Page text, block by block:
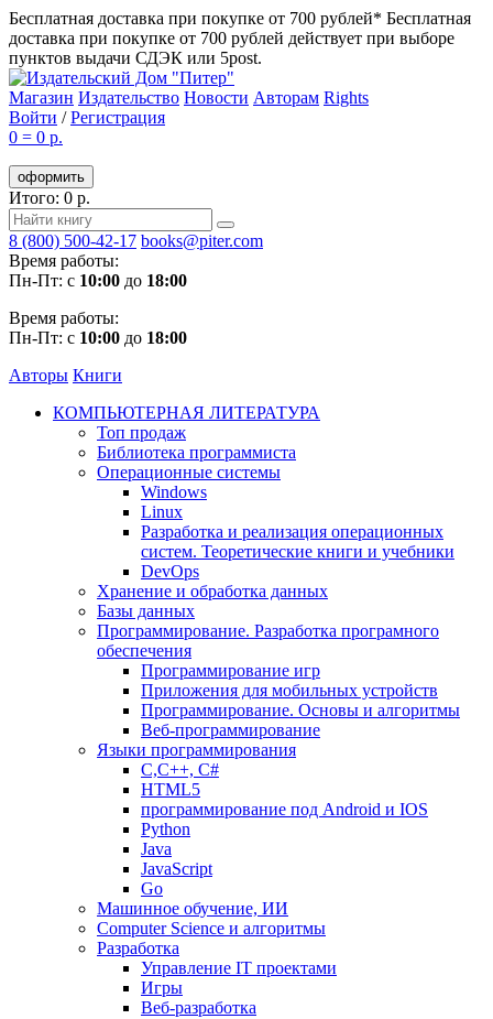
Бесплатная доставка при покупке от 700 рублей* Бесплатная
доставка при покупке от 700 рублей действует при выборе
пунктов выдачи СДЭК или 5post.
Магазин Издательство Новости Авторам Rights
Войти /Регистрация
0 = 0 р.
оформить
Итого: 0 р.
8 (800) 500-42-17 books@piter.com
Время работы:
Пн-Пт: с 10:00 до 18:00
Время работы:
Пн-Пт: с 10:00 до 18:00
Авторы Книги
КОМПЬЮТЕРНАЯ ЛИТЕРАТУРА
Топ продаж
Библиотека программиста
Операционные системы
Windows
Linux
Разработка и реализация операционных
систем. Теоретические книги и учебники
DevOps
Хранение и обработка данных
Базы данных
Программирование. Разработка програмного
обеспечения
Программирование игр
Приложения для мобильных устройств
Программирование. Основы и алгоритмы
Веб-программирование
Языки программирования
С,С++, С#
HTML5
программирование под Android и IOS
Python
Java
JavaScript
Go
Машинное обучение, ИИ
Computer Science и алгоритмы
Разработка
Управление IT проектами
Игры
Веб-разработка